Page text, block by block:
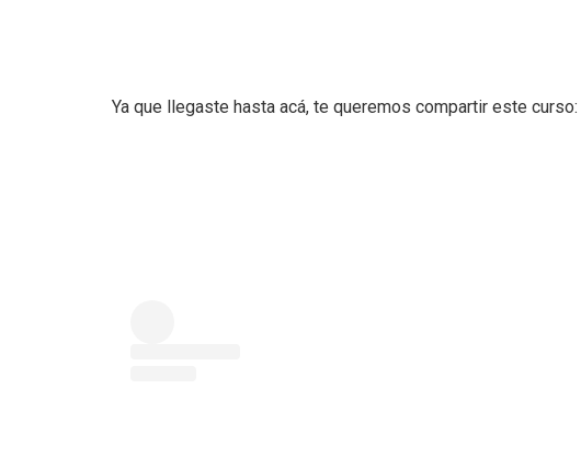
Ya que llegaste hasta acá, te queremos compartir este curso: